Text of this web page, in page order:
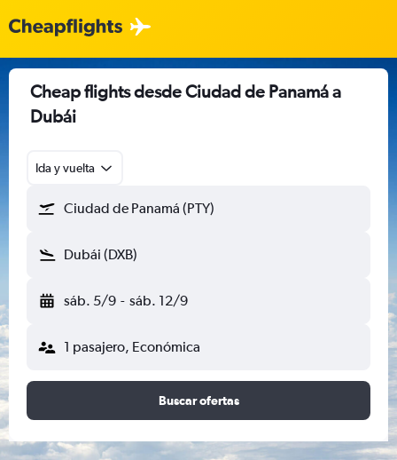
Cheap flights desde Ciudad de Panamá a
Dubái
Ida y vuelta
Ciudad de Panamá (PTY)
Dubái (DXB)
sáb. 5/9 - sáb. 12/9
1 pasajero, Económica
Buscar ofertas